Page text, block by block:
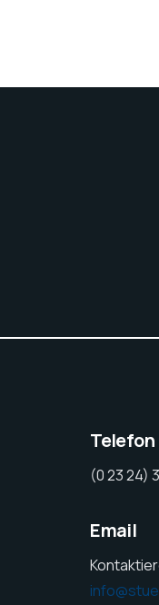
Telefon
(0 23 24)
Email